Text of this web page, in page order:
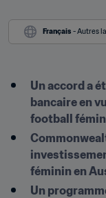
Français - Autres
Un accord a
bancaire en
football
féminin en
Un